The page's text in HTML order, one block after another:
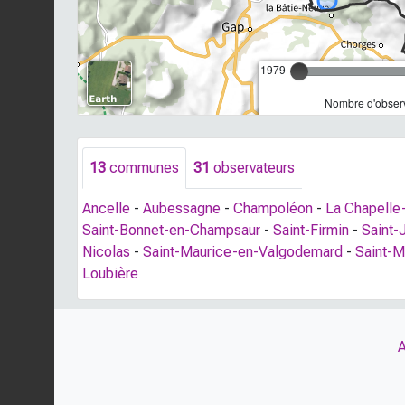
1979
Nombre
13 communes 31 observateurs
Ancelle - Aubessagne - Champoléon - La
Saint-Bonnet-en-Champsaur - Saint-Firmin - Saint-
Nicolas - Saint-Maurice-en-Valgodemard - Saint-
Loubière